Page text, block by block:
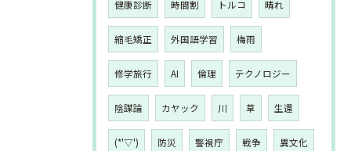
健康診断 時間割 トルコ 晴れ
縮毛矯正 外国語学習 梅雨
修学旅行 AI 倫理 テクノロジー
陰謀論 カヤック 川 草 生還
(*'▽') 防災 警視庁 戦争 異文化